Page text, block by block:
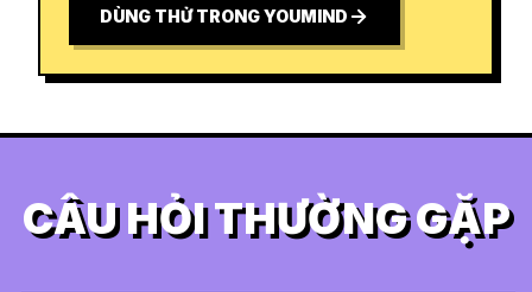
DÙNG THỬ TRONG YOUMIND
CÂU HỎI THƯỜNG GẶP